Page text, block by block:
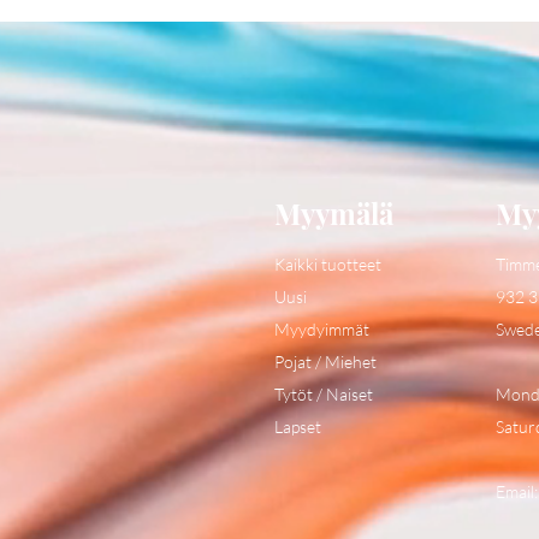
Myymälä
Kaikki tuotteet
Uusi
Myydyimmät
Pojat / Miehet
Tytöt / Naiset
Lapset
932